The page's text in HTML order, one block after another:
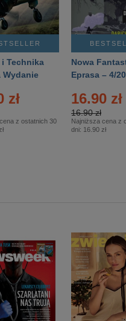
Technika
Wydanie
zł
z ostatnich 30
Nowa
Eprasa – 4/
16.90 zł
16.90 zł
Najniższa cena z
dni: 16.90 zł